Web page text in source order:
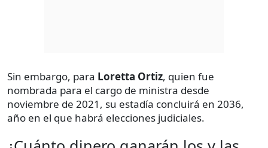
Sin embargo, para Loretta Ortiz, quien fue
nombrada para el cargo de ministra desde
noviembre de 2021, su estadía concluirá en 2036,
año en el que habrá elecciones judiciales.